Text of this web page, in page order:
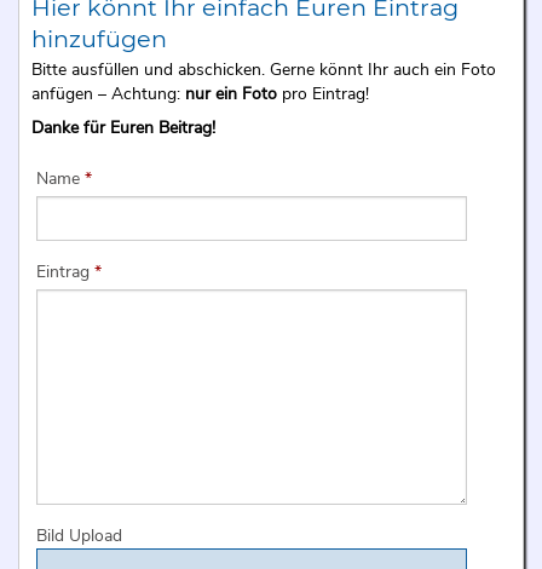
Hier könnt Ihr einfach Euren Eintrag
hinzufügen
Bitte ausfüllen und abschicken. Gerne könnt Ihr auch ein Foto
anfügen – Achtung: nur ein Fotopro Eintrag!
Danke für Euren Beitrag!
Name *
Eintrag *
Bild Upload